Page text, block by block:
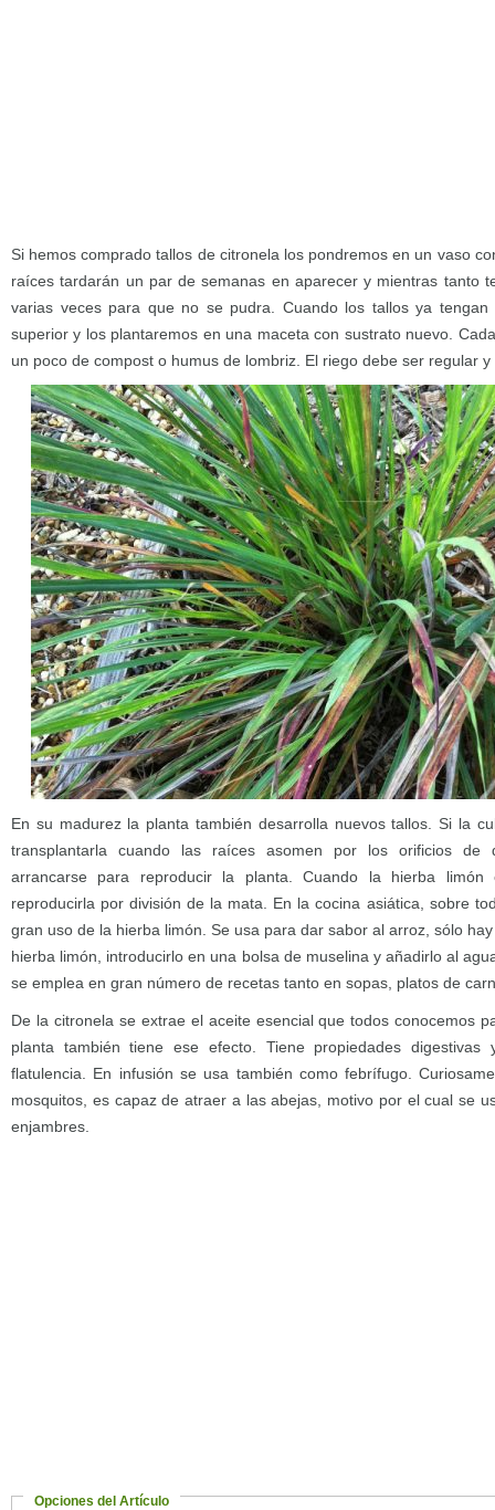
Si hemos comprado tallos de citronela los pondremos en un vaso
raíces tardarán un par de semanas en aparecer y mientras tanto
varias veces para que no se pudra. Cuando los tallos ya
superior y los plantaremos en una maceta con sustrato nuevo.
un poco de compost o humus de lombriz. El riego debe ser regular
En su madurez la planta también desarrolla nuevos tallos. Si la
transplantarla cuando las raíces asomen por los orificios de
arrancarse para reproducir la planta. Cuando la hierba limón
reproducirla por división de la mata. En la cocina asiática, sobre
gran uso de la hierba limón. Se usa para dar sabor al arroz, sólo
hierba limón, introducirlo en una bolsa de muselina y añadirlo al
se emplea en gran número de recetas tanto en sopas, platos de
De la citronela se extrae el aceite esencial que todos conocemos
planta también tiene ese efecto. Tiene propiedades
flatulencia. En infusión se usa también como febrífugo.
mosquitos, es capaz de atraer a las abejas, motivo por el cual se
enjambres.
Opciones del Artículo